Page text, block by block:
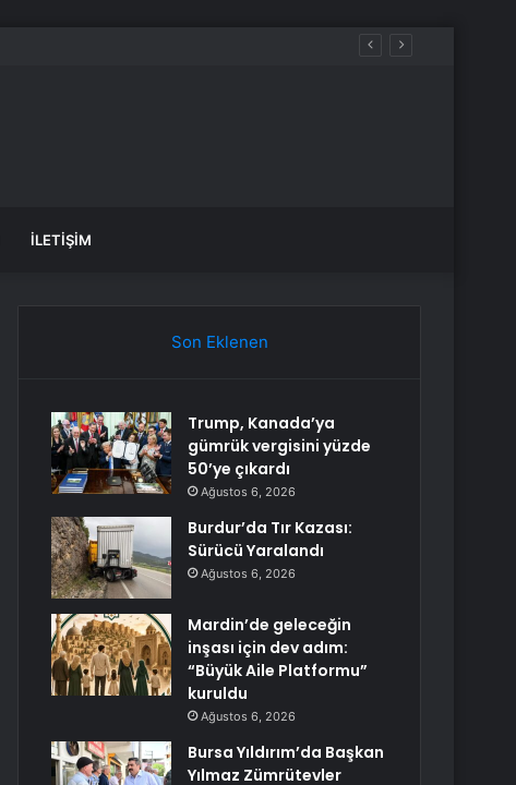
İLETIŞIM
Son Eklenen
Trump, Kanada’ya
gümrük vergisini yüzde
50’ye çıkardı
Ağustos 6, 2026
Burdur’da Tır Kazası:
Sürücü Yaralandı
Ağustos 6, 2026
Mardin’de geleceğin
inşası için dev adım:
“Büyük Aile Platformu”
kuruldu
Ağustos 6, 2026
Bursa Yıldırım’da Başkan
Yılmaz Zümrütevler